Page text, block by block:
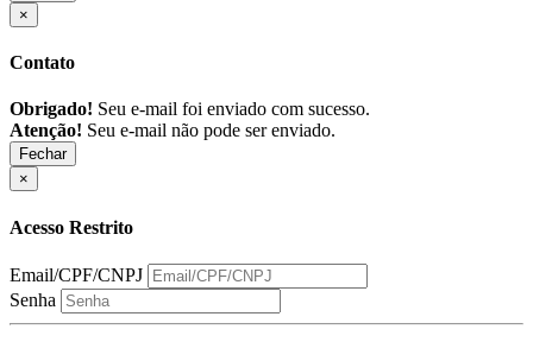
×
Contato
Obrigado! Seu e-mail foi enviado com sucesso.
Atenção! Seu e-mail não pode ser enviado.
Fechar
×
Acesso Restrito
Email/CPF/CNPJ
Senha